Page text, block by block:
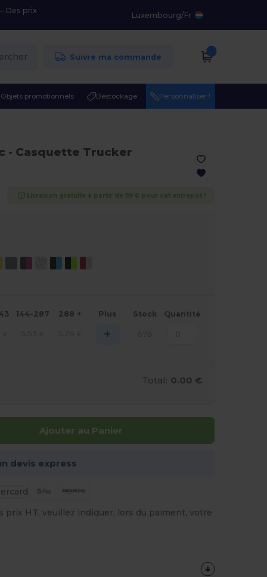
Des prix
Luxembourg/Fr
Suivre ma commande
Objets promotionnels Déstockage Personnaliser !
- Casquette Trucker
Livraison gratuite à partir de 119 € pour cet entrepôt !
144-287 288 + Plus Stock Quantité
+
Total: 0.00 €
Ajouter au Panier
devis express
HT, veuillez indiquer, lors du paiment, votre